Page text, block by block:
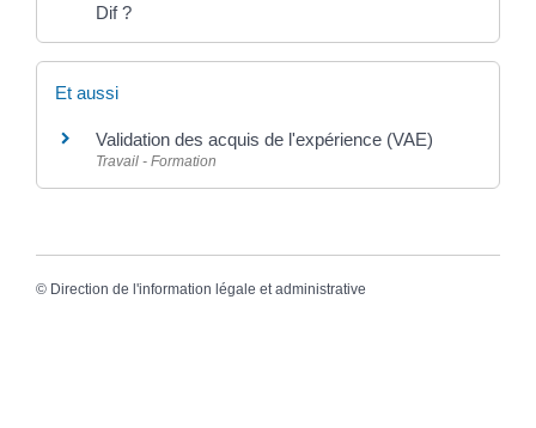
Dif ?
Et aussi
Validation des acquis de l'expérience (VAE)
Travail - Formation
© Direction de l'information légale et administrative